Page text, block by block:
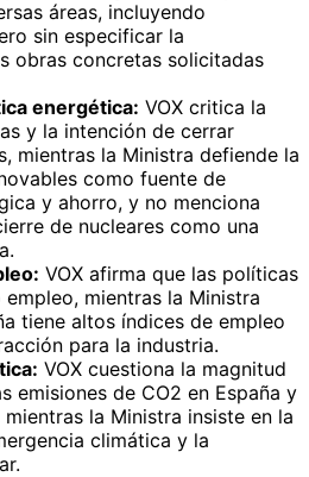
áreas, incluyendo
sin especificar la
obras concretas solicitadas
energética: VOX critica la
y la intención de cerrar
mientras la Ministra defiende la
como fuente de
y ahorro, y no menciona
de nucleares como una
VOX afirma que las políticas
mientras la Ministra
tiene altos índices de empleo
para la industria.
VOX cuestiona la magnitud
emisiones de CO2 en España y
la Ministra insiste en la
climática y la